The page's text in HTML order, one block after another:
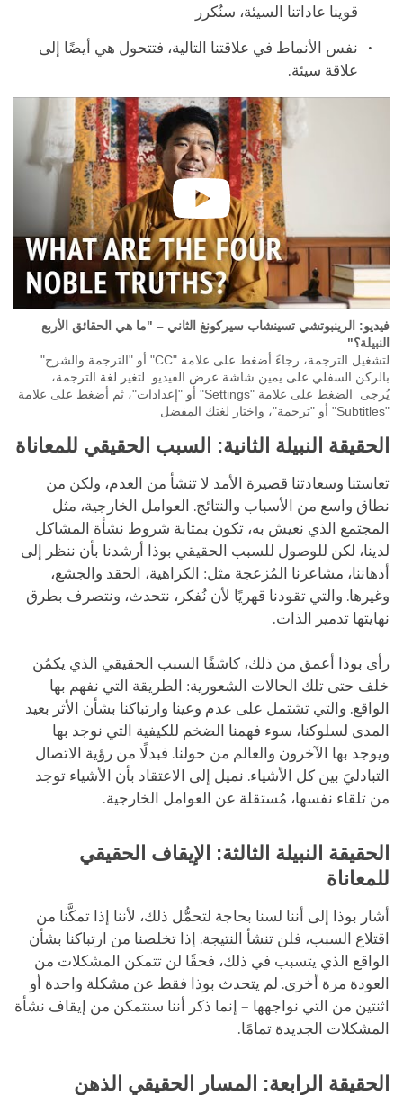
قوينا عاداتنا السيئة، سنُكرر
نفس الأنماط في علاقتنا التالية، فتتحول هي أيضًا إلى
علاقة سيئة.
فيديو: الرينبوتشي تسينشاب سيركونغ الثاني – "ما هي الحقائق الأربع
النبيلة؟"
لتشغيل الترجمة، رجاءً أضغط على علامة "CC" أو "الترجمة والشرح"
بالركن السفلي على يمين شاشة عرض الفيديو. لتغير لغة الترجمة،
يُرجى الضغط على علامة "Settings" أو "إعدادات"، ثم أضغط على علامة
"Subtitles" أو "ترجمة"، واختار لغتك المفضل
الحقيقة النبيلة الثانية: السبب الحقيقي للمعاناة
تعاستنا وسعادتنا قصيرة الأمد لا تنشأ من العدم، ولكن من
نطاق واسع من الأسباب والنتائج. العوامل الخارجية، مثل
المجتمع الذي نعيش به، تكون بمثابة شروط نشأة المشاكل
لدينا، لكن للوصول للسبب الحقيقي بوذا أرشدنا بأن ننظر إلى
أذهاننا، مشاعرنا المُزعجة مثل: الكراهية، الحقد والجشع،
وغيرها. والتي تقودنا قهريًا لأن نُفكر، نتحدث، ونتصرف بطرق
نهايتها تدمير الذات.
رأى بوذا أعمق من ذلك، كاشفًا السبب الحقيقي الذي يكمُن
خلف حتى تلك الحالات الشعورية: الطريقة التي نفهم بها
الواقع. والتي تشتمل على عدم وعينا وارتباكنا بشأن الأثر بعيد
المدى لسلوكنا، سوء فهمنا الضخم للكيفية التي نوجد بها
ويوجد بها الآخرون والعالم من حولنا. فبدلًا من رؤية الاتصال
التبادليَ بين كل الأشياء. نميل إلى اﻻعتقاد بأن الأشياء توجد
من تلقاء نفسها، مُستقلة عن العوامل الخارجية.
الحقيقة النبيلة الثالثة: الإيقاف الحقيقي
للمعاناة
أشار بوذا إلى أننا لسنا بحاجة لتحمُّل ذلك، لأننا إذا تمكَّنا من
اقتلاع السبب، فلن تنشأ النتيجة. إذا تخلصنا من ارتباكنا بشأن
الواقع الذي يتسبب في ذلك، فحقًا لن تتمكن المشكلات من
العودة مرة أخرى. لم يتحدث بوذا فقط عن مشكلة واحدة أو
اثنتين من التي نواجهها – إنما ذكر أننا سنتمكن من إيقاف نشأة
المشكلات الجديدة تمامًا.
الحقيقة الرابعة: المسار الحقيقي الذهن